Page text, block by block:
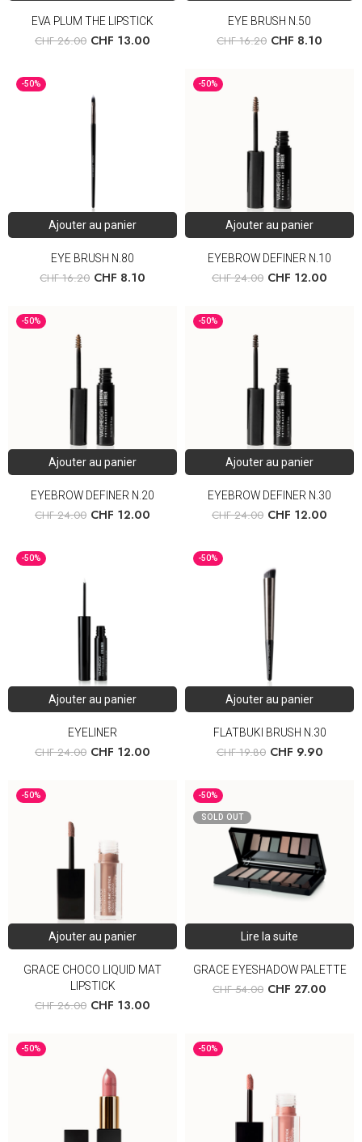
EVA PLUM THE LIPSTICK
CHF26.00 CHF 13.00
EYE BRUSH N.50
CHF16.20 CHF 8.10
-50%
Ajouter au panier
EYE BRUSH N.80
CHF16.20 CHF 8.10
-50%
Ajouter au panier
EYEBROW DEFINER N.10
CHF24.00 CHF 12.00
-50%
Ajouter au panier
EYEBROW DEFINER N.20
CHF24.00 CHF 12.00
-50%
Ajouter au panier
EYEBROW DEFINER N.30
CHF24.00 CHF 12.00
-50%
Ajouter au panier
EYELINER
CHF24.00 CHF 12.00
-50%
Ajouter au panier
FLATBUKI BRUSH N.30
CHF19.80 CHF 9.90
-50%
Ajouter au panier
GRACE CHOCO LIQUID MAT
LIPSTICK
CHF26.00 CHF 13.00
-50%
SOLD OUT
Lire la suite
GRACE EYESHADOW PALETTE
CHF54.00 CHF 27.00
-50% -50%